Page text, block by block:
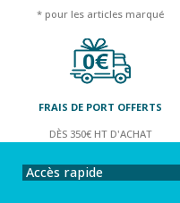
* pour les articles marqué
FRAIS DE PORT OFFERTS
DÈS 350€ HT D'ACHAT
Accès rapide